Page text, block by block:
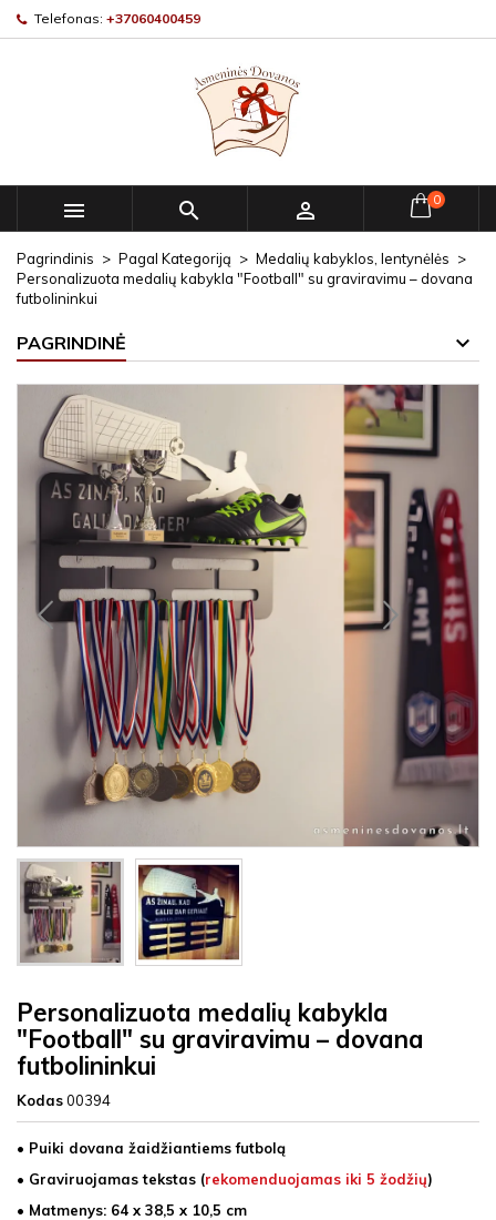
Telefonas: +37060400459
   0
Pagrindinis Pagal Kategoriją
Medalių kabyklos, lentynėlės
Personalizuota medalių kabykla "Football" su graviravimu – dovana
futbolininkui
PAGRINDINĖ
Personalizuota medalių kabykla
"Football" su graviravimu – dovana
futbolininkui
Kodas00394
• Puiki dovana žaidžiantiems futbolą
• Graviruojamas tekstas (rekomenduojamas iki 5 žodžių)
• Matmenys: 64 x 38,5 x 10,5 cm